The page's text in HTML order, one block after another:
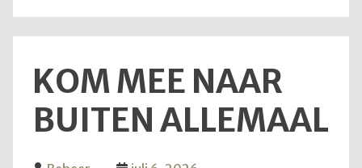
KOM MEE NAAR
BUITEN ALLEMAAL